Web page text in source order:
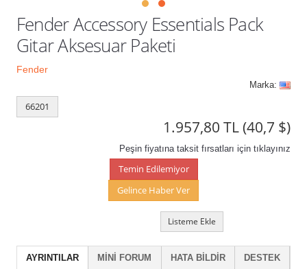
Fender Accessory Essentials Pack
Gitar Aksesuar Paketi
Fender
Marka:
66201
1.957,80 TL(40,7 $)
Peşin fiyatına taksit fırsatları için tıklayınız
Temin Edilemiyor
Gelince Haber Ver
Listeme Ekle
AYRINTILAR MINI FORUM HATA BILDIR DESTEK